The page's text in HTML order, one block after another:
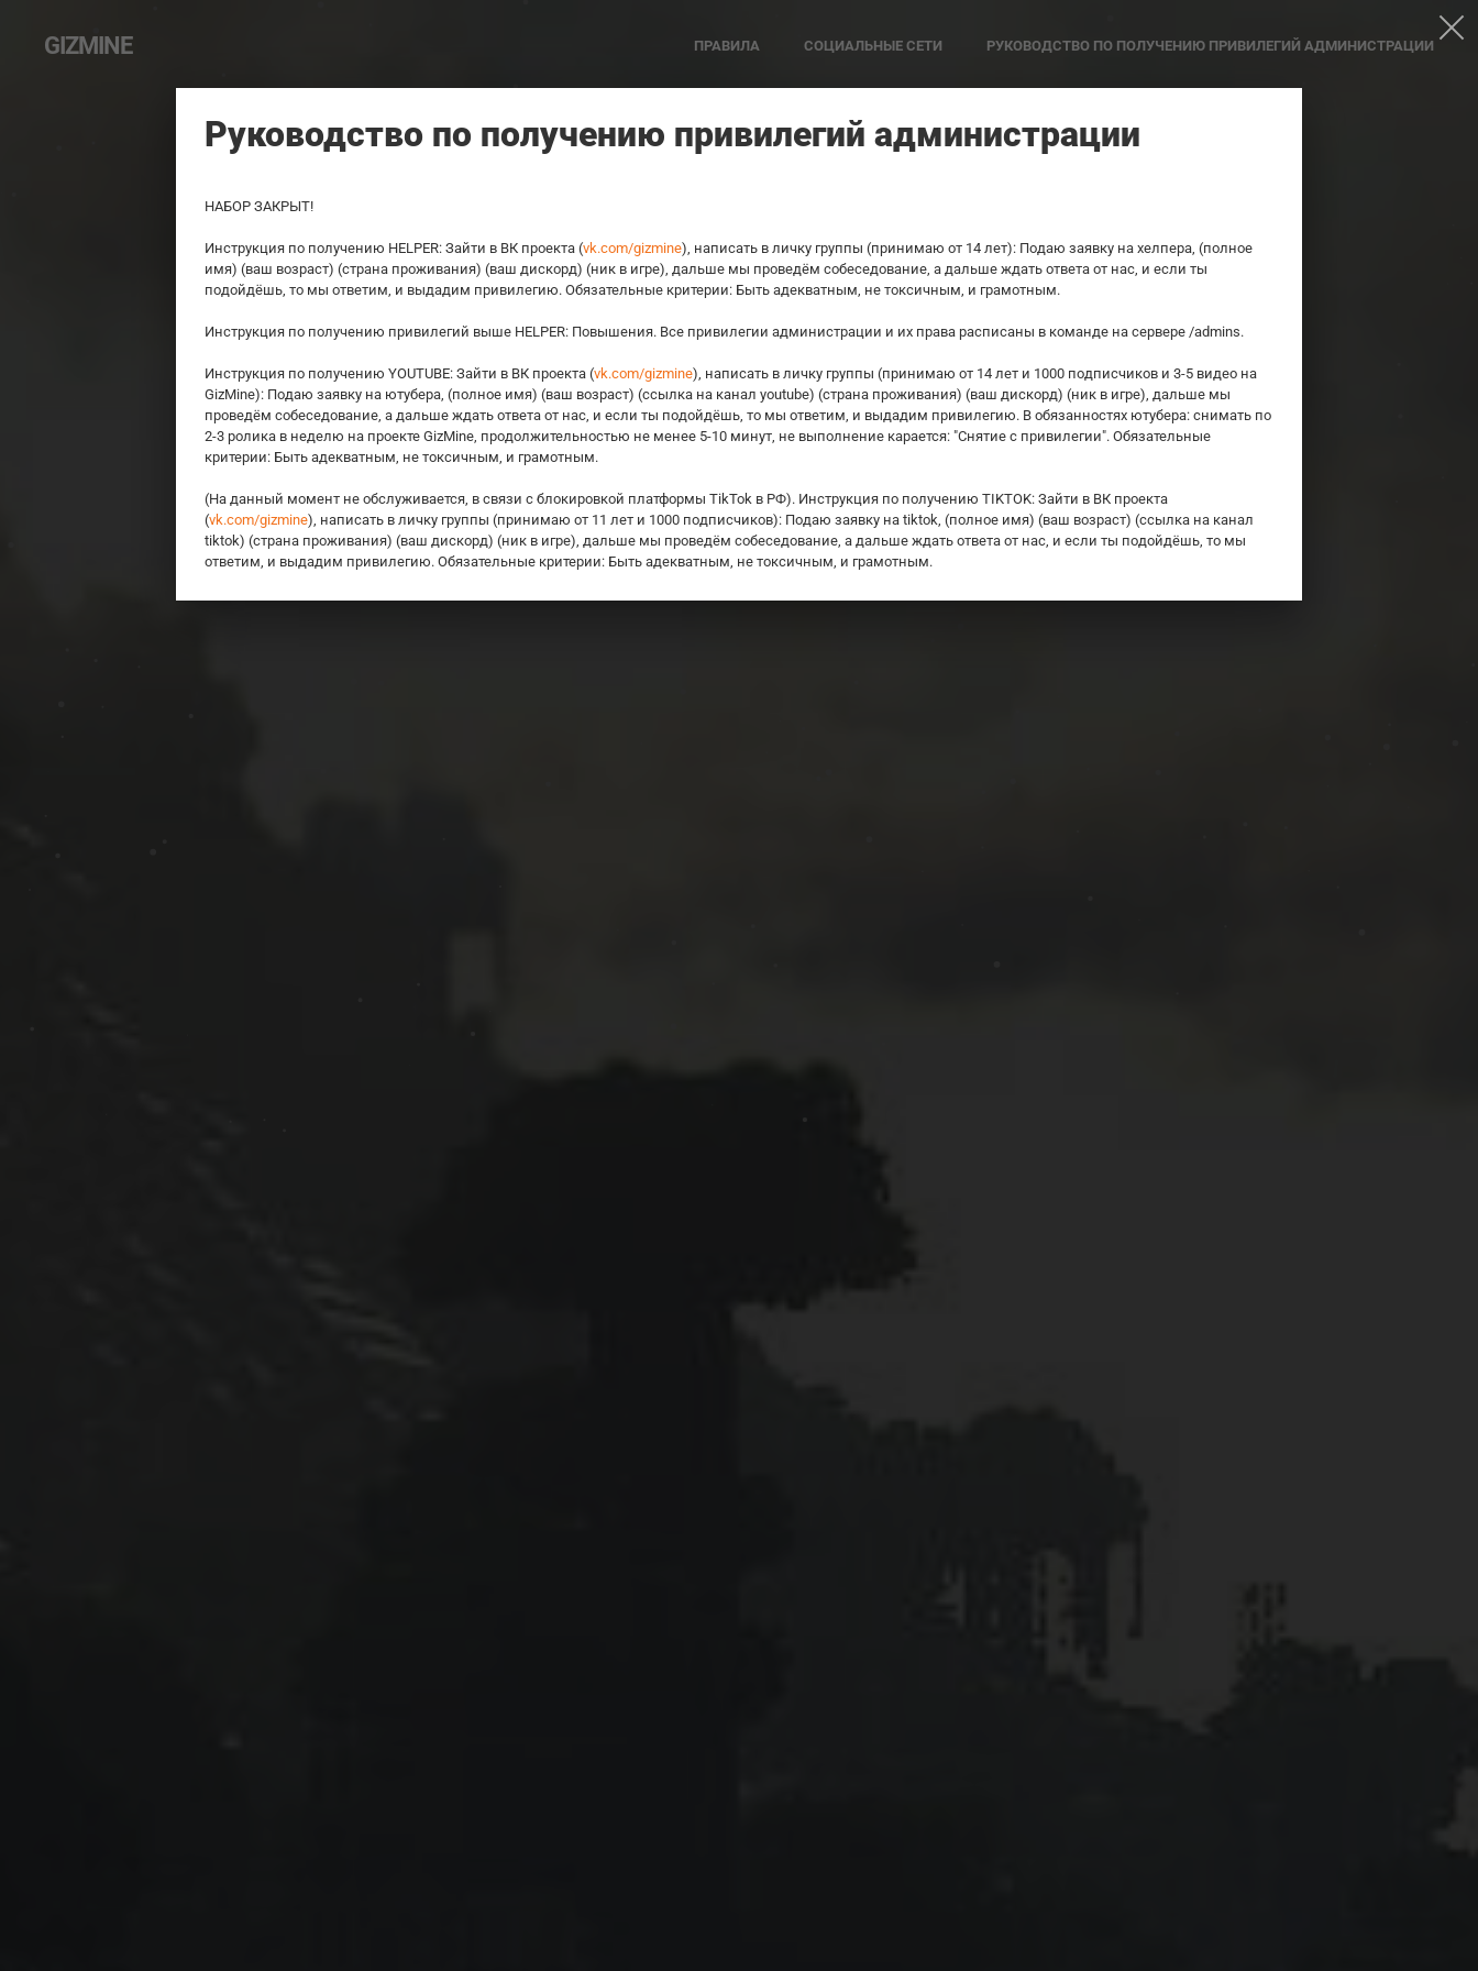
Руководство по получению привилегий администрации
НАБОР ЗАКРЫТ!
Инструкция по получению HELPER: Зайти в ВК проекта (vk.com/gizmine), написать в личку группы (принимаю от 14 лет): Подаю заявку на хелпера, (полное
имя) (ваш возраст) (страна проживания) (ваш дискорд) (ник в игре), дальше мы проведëм собеседование, а дальше ждать ответа от нас, и если ты
подойдёшь, то мы ответим, и выдадим привилегию. Обязательные критерии: Быть адекватным, не токсичным, и грамотным.
Инструкция по получению привилегий выше HELPER: Повышения. Все привилегии администрации и их права расписаны в команде на сервере /admins.
Инструкция по получению YOUTUBE: Зайти в ВК проекта (vk.com/gizmine), написать в личку группы (принимаю от 14 лет и 1000 подписчиков и 3-5 видео на
GizMine): Подаю заявку на ютубера, (полное имя) (ваш возраст) (ссылка на канал youtube) (страна проживания) (ваш дискорд) (ник в игре), дальше мы
проведëм собеседование, а дальше ждать ответа от нас, и если ты подойдёшь, то мы ответим, и выдадим привилегию. В обязанностях ютубера: снимать по
2-3 ролика в неделю на проекте GizMine, продолжительностью не менее 5-10 минут, не выполнение карается: "Снятие с привилегии". Обязательные
критерии: Быть адекватным, не токсичным, и грамотным.
(На данный момент не обслуживается, в связи с блокировкой платформы TikTok в РФ). Инструкция по получению TIKTOK: Зайти в ВК проекта
(vk.com/gizmine), написать в личку группы (принимаю от 11 лет и 1000 подписчиков): Подаю заявку на tiktok, (полное имя) (ваш возраст) (ссылка на канал
tiktok) (страна проживания) (ваш дискорд) (ник в игре), дальше мы проведëм собеседование, а дальше ждать ответа от нас, и если ты подойдёшь, то мы
ответим, и выдадим привилегию. Обязательные критерии: Быть адекватным, не токсичным, и грамотным.
GIZMINE ПРАВИЛА СОЦИАЛЬНЫЕ СЕТИ РУКОВОДСТВО ПО ПОЛУЧЕНИЮ ПРИВИЛЕГИЙ АДМИНИСТРАЦИИ